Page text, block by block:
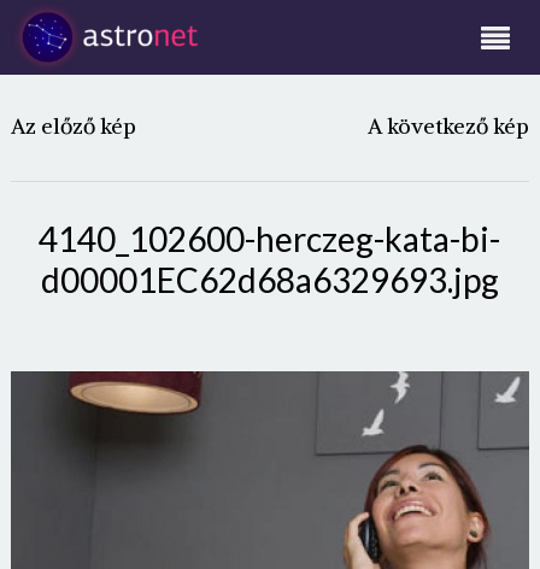
Az előző kép A következő kép
4140_102600-herczeg-kata-bi-
d00001EC62d68a6329693.jpg